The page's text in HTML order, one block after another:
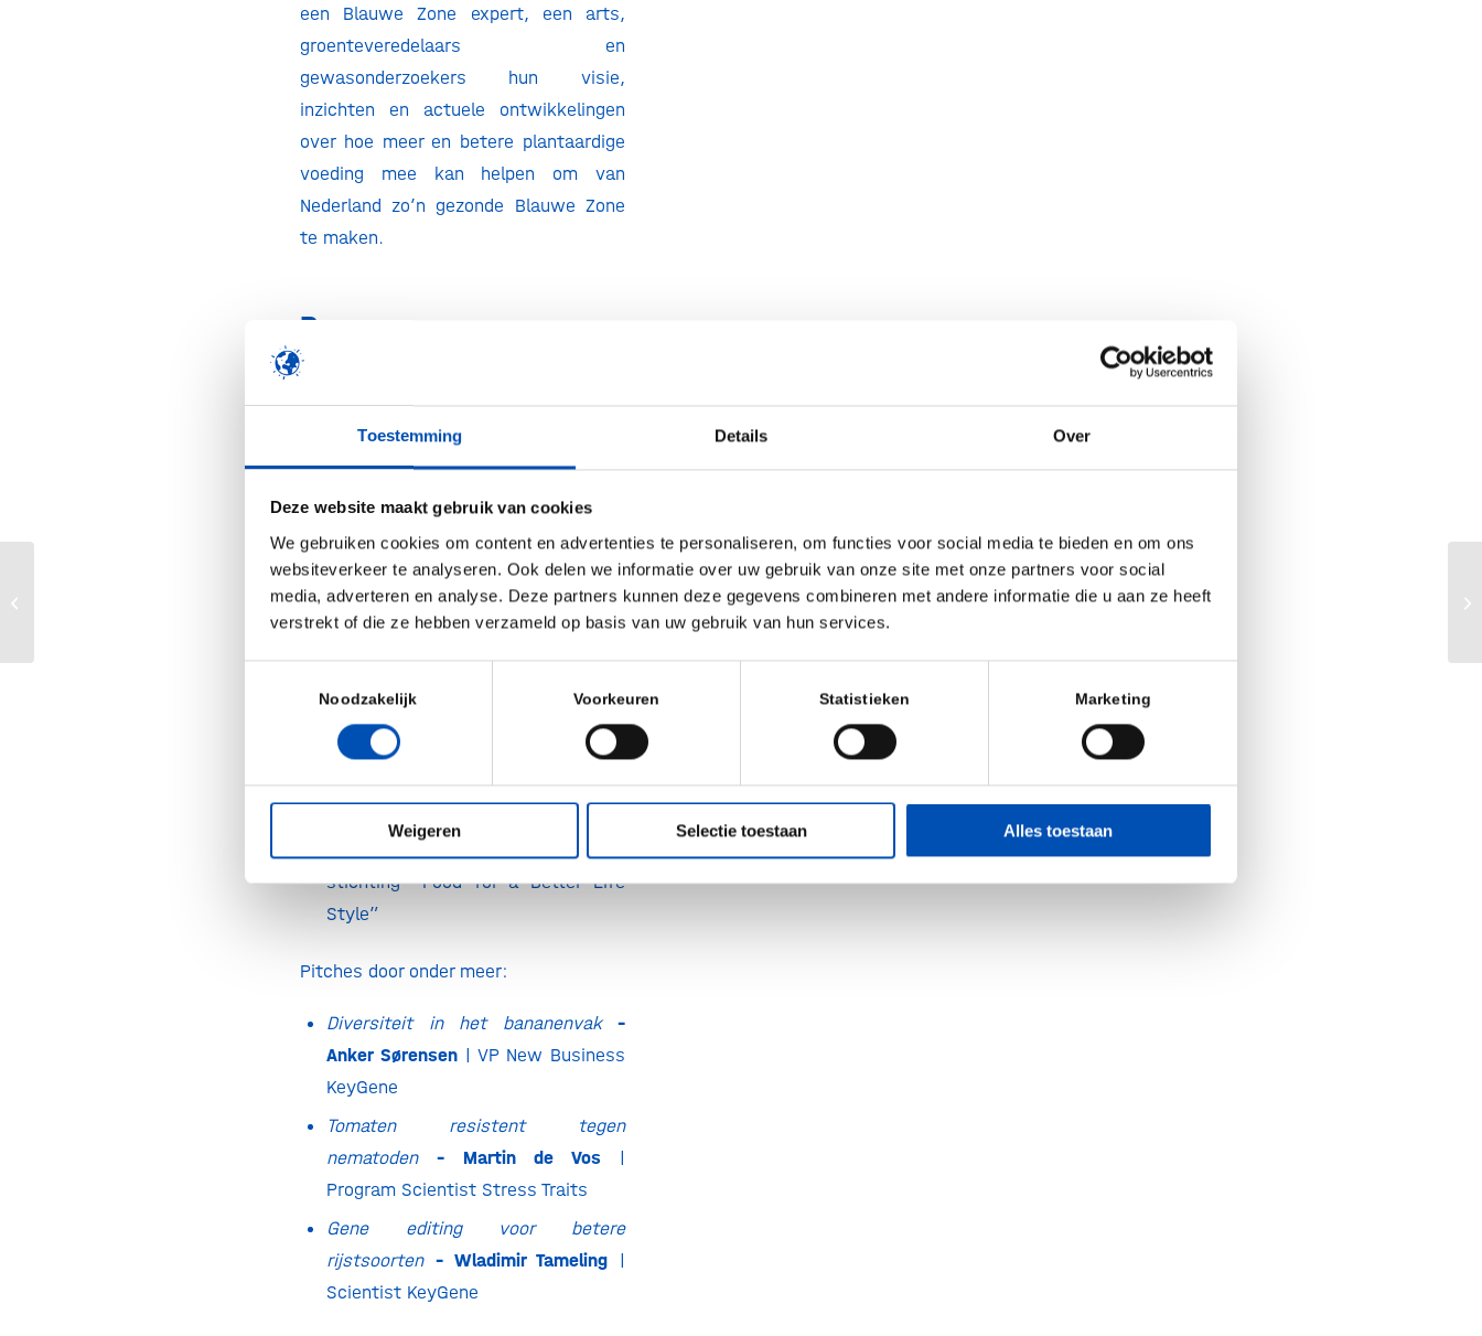
Toestemming Details Over
Deze website maakt gebruik van cookies
We gebruiken cookies om content en advertenties te personaliseren, om functies voor social media te bieden en om ons
websiteverkeer te analyseren. Ook delen we informatie over uw gebruik van onze site met onze partners voor social
media, adverteren en analyse. Deze partners kunnen deze gegevens combineren met andere informatie die u aan ze heeft
verstrekt of die ze hebben verzameld op basis van uw gebruik van hun services.
Noodzakelijk Voorkeuren Statistieken Marketing
Weigeren Selectie toestaan Alles toestaan
een Blauwe Zone expert, een arts,
groenteveredelaars en
gewasonderzoekers hun visie,
inzichten en actuele ontwikkelingen
over hoe meer en betere plantaardige
voeding mee kan helpen om van
Nederland zo’n gezonde Blauwe Zone
te maken.
Programma
13.30Opening
dagvoorzitter Katja Berkhout
Welkom door Prof. dr. Arjen van Tunen
Directeur KeyGene
Keynote presentaties door onder meer:
Anneke van de Kamp
Manager Communications & Public
Affairs Rijk Zwaan Nederland
in Erasmus MC en voorzitter van de
stichting “Food for a Better Life
Style”
Pitches door onder meer:
Diversiteit in het bananenvak –
Anker Sørensen | VP New Business
KeyGene
Tomaten resistent tegen
nematoden– Martin de Vos |
Program Scientist Stress Traits
Gene editing voor betere
rijstsoorten– Wladimir Tameling |
Scientist KeyGene